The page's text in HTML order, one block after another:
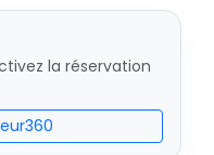
la réservation